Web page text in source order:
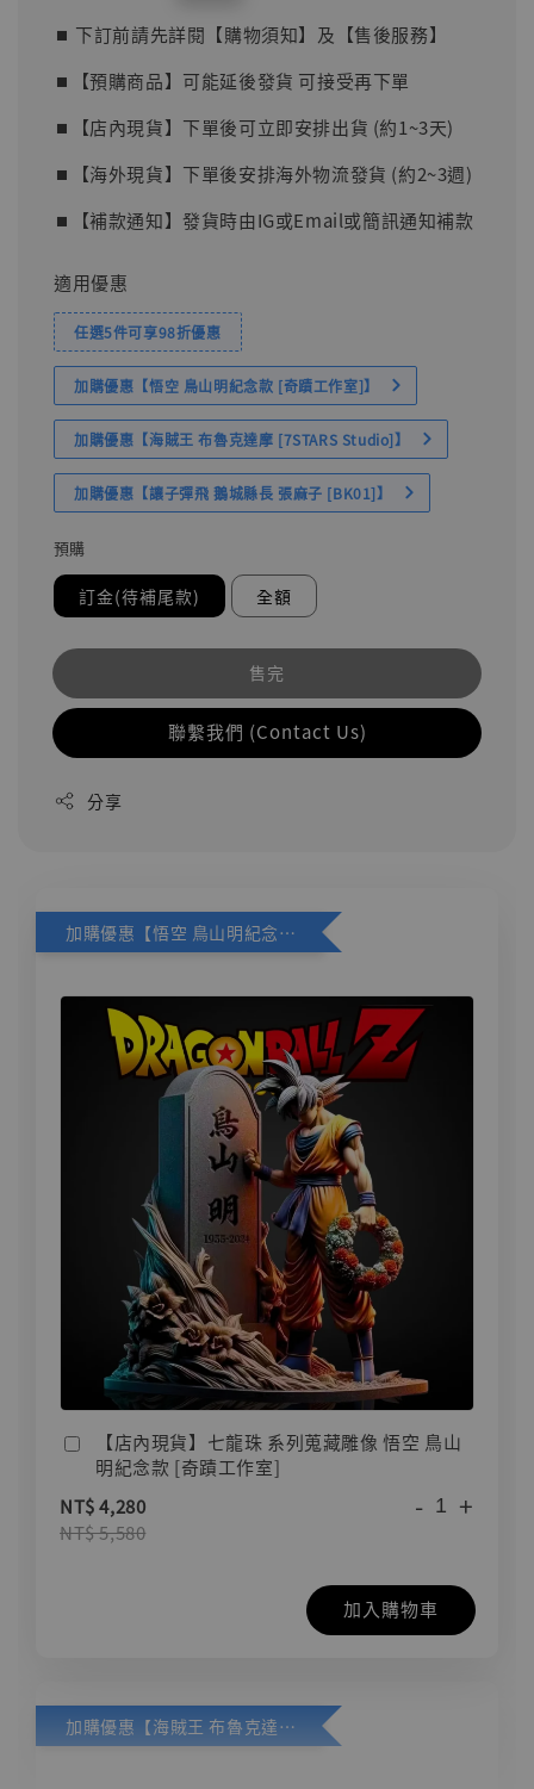
⏹︎ 下訂前請先詳閱【購物須知】及【售後服務】
⏹︎【預購商品】可能延後發貨 可接受再下單
⏹︎【店內現貨】下單後可立即安排出貨 (約1~3天)
⏹︎【海外現貨】下單後安排海外物流發貨 (約2~3週)
⏹︎【補款通知】發貨時由IG或Email或簡訊通知補款
適用優惠
任選5件可享98折優惠
加購優惠【悟空 鳥山明紀念款 [奇蹟工作室]】
加購優惠【海賊王 布魯克達摩 [7STARS Studio]】
加購優惠【讓子彈飛 鵝城縣長 張麻子 [BK01]】
預購
訂金(待補尾款) 全額
售完
聯繫我們 (Contact Us)
分享
加購優惠【悟空 鳥山明紀念款 [奇蹟工作室]】
【店內現貨】七龍珠 系列蒐藏雕像 悟空 鳥山
明紀念款 [奇蹟工作室]
NT$ 4,280
NT$ 5,580
- +
加入購物車
加購優惠【海賊王 布魯克達摩 [7STARS Studio]】